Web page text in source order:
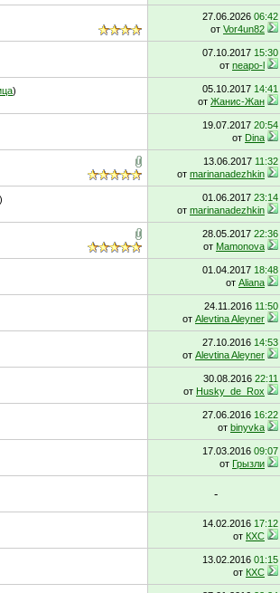
27.06.2026 06:42
от Vor4un82
07.10.2017 15:30
от neapo-l
)
05.10.2017 14:41
от Жанис-Жан
19.07.2017 20:54
от Dina
13.06.2017 11:32
от marinanadezhkin
)
01.06.2017 23:14
от marinanadezhkin
28.05.2017 22:36
от Mamonova
01.04.2017 18:48
от Aliana
24.11.2016 11:50
от Alevtina Aleyner
27.10.2016 14:53
от Alevtina Aleyner
30.08.2016 22:11
от Husky_de_Rox
27.06.2016 16:22
от binyvka
17.03.2016 09:07
от Грызли
-
14.02.2016 17:12
от КХС
13.02.2016 01:15
от КХС